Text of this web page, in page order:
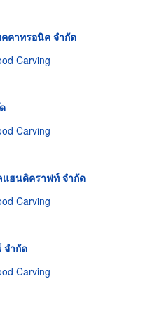
คาทรอนิค จำกัด
Carving
Carving
แฮนดิคราฟท์ จำกัด
Carving
ำกัด
Carving